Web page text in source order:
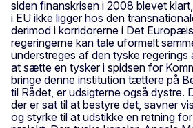
siden finanskrisen i 2008 blevet
i EU ikke ligger hos den
derimod i korridorerne i Det
regeringerne kan tale uformelt
understreges af den tyske regerings
at sætte en tysker i spidsen for
bringe denne institution tættere på
til Rådet, er udsigterne også dystre.
der er sat til at bestyre det, savner
og styrke til at udstikke en retning